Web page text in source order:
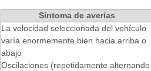
Síntoma de averías
La velocidad seleccionada del vehículo
varía enormemente bien hacia arriba o
abajo
Oscilaciones (repetidamente alternando